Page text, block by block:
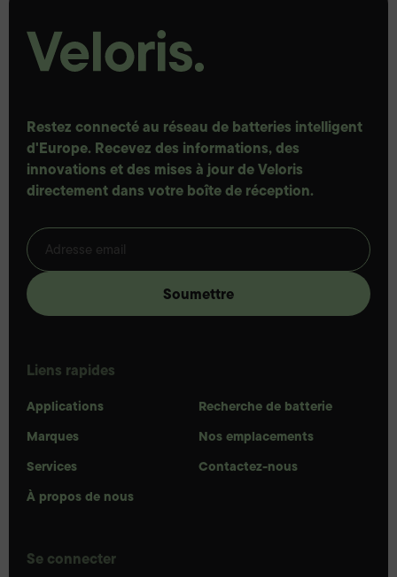
Restez connecté au réseau de batteries intelligent
d'Europe. Recevez des informations, des
innovations et des mises à jour de Veloris
directement dans votre boîte de réception.
Liens rapides
Applications
Marques
Services
À propos de nous
Recherche de batterie
Nos emplacements
Contactez-nous
Se connecter